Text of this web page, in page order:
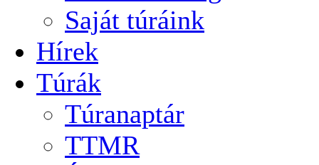
Saját túráink
Hírek
Túrák
Túranaptár
TTMR